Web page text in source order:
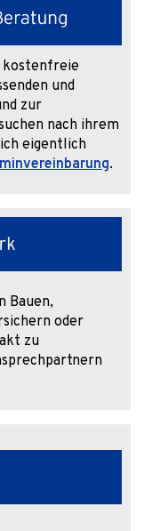
kostenfreie
und
zur
nach ihrem
eigentlich
.
Bauen,
oder
zu